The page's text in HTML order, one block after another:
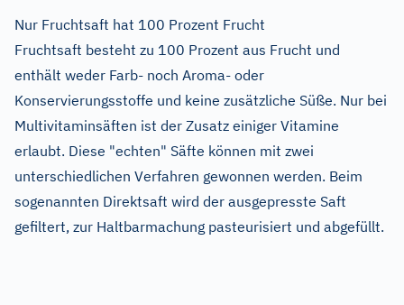
Nur Fruchtsaft hat 100 Prozent Frucht
Fruchtsaft besteht zu 100 Prozent aus Frucht und
enthält weder Farb- noch Aroma- oder
Konservierungsstoffe und keine zusätzliche Süße. Nur bei
Multivitaminsäften ist der Zusatz einiger Vitamine
erlaubt. Diese "echten" Säfte können mit zwei
unterschiedlichen Verfahren gewonnen werden. Beim
sogenannten Direktsaft wird der ausgepresste Saft
gefiltert, zur Haltbarmachung pasteurisiert und abgefüllt.